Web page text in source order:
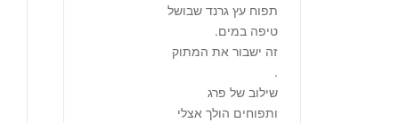
תפוח עץ גרנד שבושל
טיפה במים.
זה ישבור את המתוק
.
שילוב של פרג
ותפוחים הולך אצלי